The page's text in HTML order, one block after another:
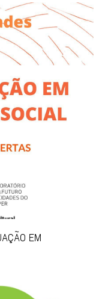
EM